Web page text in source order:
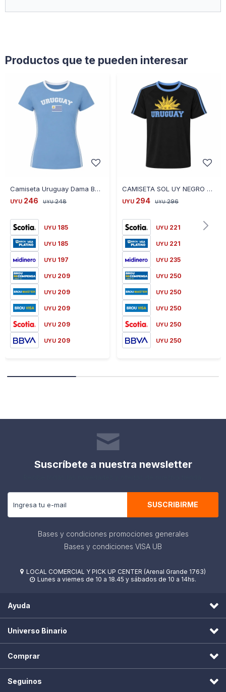
Productos que te pueden interesar
Camiseta Uruguay Dama Bandera Uy Celeste T-s - CELESTE
UYU 246 UYU 248
UYU 185
UYU 185
UYU 197
UYU 209
UYU 209
UYU 209
UYU 209
UYU 209
CAMISETA SOL UY NEGRO CE-SOLUY-02 TALLE S - NEGRO
UYU 294 UYU 296
UYU 221
UYU 221
UYU 235
UYU 250
UYU 250
UYU 250
UYU 250
UYU 250
Suscríbete a nuestra newsletter
SUSCRIBIRME
Bases y condiciones promociones generales
Bases y condiciones VISA UB
 LOCAL COMERCIAL Y PICK UP CENTER (Arenal Grande 1763)
 Lunes a viernes de 10 a 18.45 y sábados de 10 a 14hs.
Ayuda
Universo Binario
Comprar
Seguinos